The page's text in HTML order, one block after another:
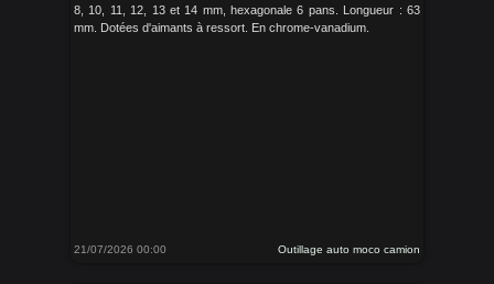
8, 10, 11, 12, 13 et 14 mm, hexagonale 6 pans. Longueur : 63
mm. Dotées d'aimants à ressort. En chrome-vanadium.
21/07/2026 00:00 Outillage auto moco camion